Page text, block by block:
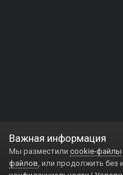
Важная информация
Мы разместили cookie-файлы
файлов, или продолжить без